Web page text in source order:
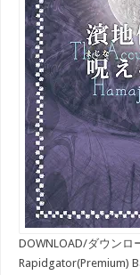
DOWNLOAD/ダウンロ
Rapidgator(Premium)